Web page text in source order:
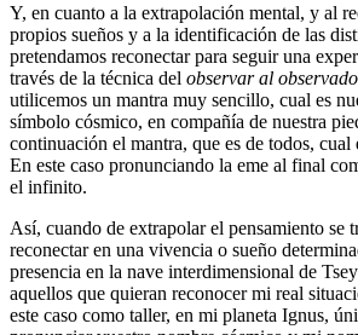
Y, en cuanto a la extrapolación mental, y al
propios sueños y a la identificación de las
pretendamos reconectar para seguir una
través de la técnica del observar al
utilicemos un mantra muy sencillo, cual es
símbolo cósmico, en compañía de nuestra
continuación el mantra, que es de todos,
En este caso pronunciando la eme al final
el infinito.
Así, cuando de extrapolar el pensamiento se
reconectar en una vivencia o sueño
presencia en la nave interdimensional de
aquellos que quieran reconocer mi real
este caso como taller, en mi planeta Ignus,